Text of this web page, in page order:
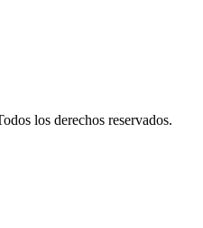
los derechos reservados.